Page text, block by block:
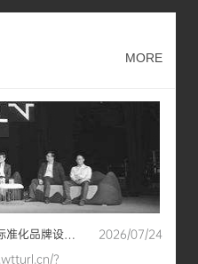
MORE
OEM 工厂转型品牌出海，一套标准化品牌设计...
2026/07/24
?